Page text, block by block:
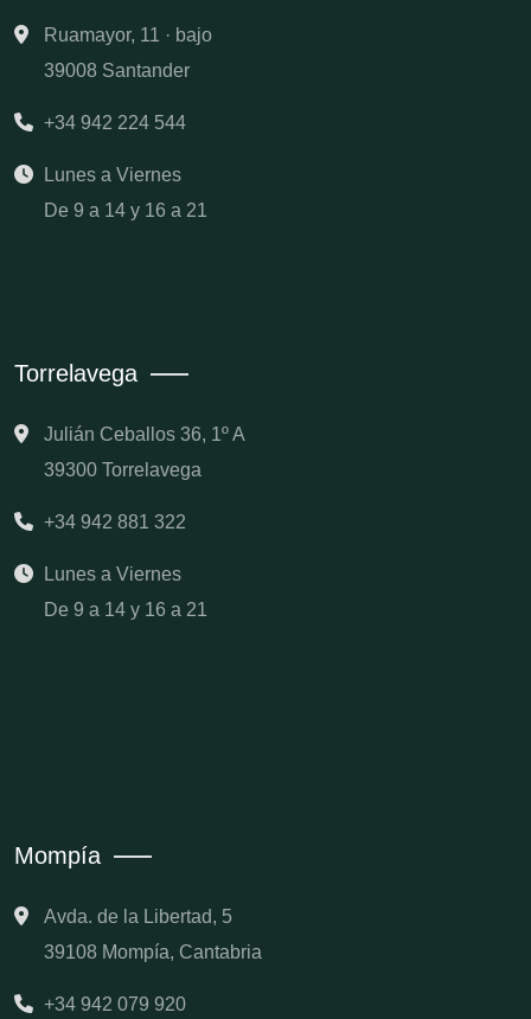
Ruamayor, 11 · bajo
39008 Santander
+34 942 224 544
Lunes a Viernes
De 9 a 14 y 16 a 21
Torrelavega
Julián Ceballos 36, 1º A
39300 Torrelavega
+34 942 881 322
Lunes a Viernes
De 9 a 14 y 16 a 21
Mompía
Avda. de la Libertad, 5
39108 Mompía, Cantabria
+34 942 079 920